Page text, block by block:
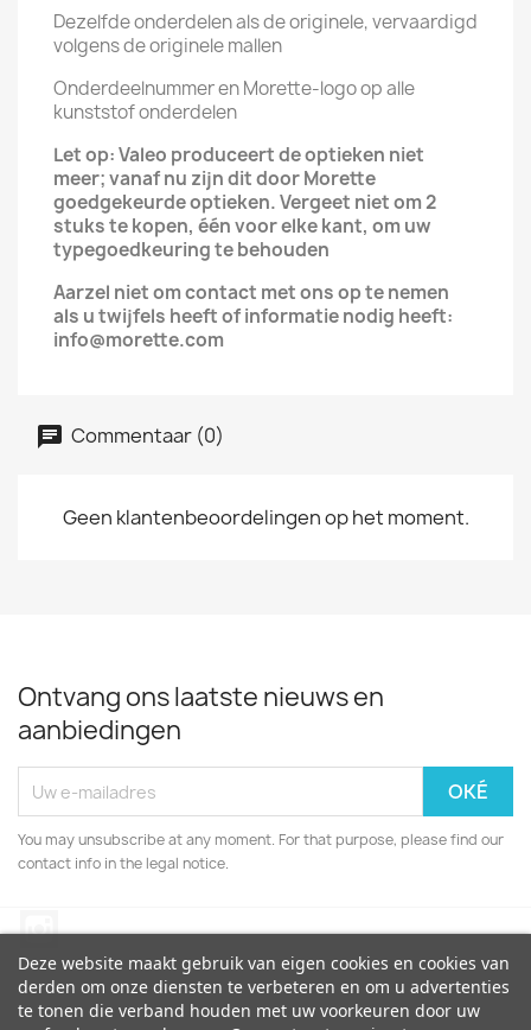
Dezelfde onderdelen als de originele, vervaardigd
volgens de originele mallen
Onderdeelnummer en Morette-logo op alle
kunststof onderdelen
Let op: Valeo produceert de optieken niet
meer; vanaf nu zijn dit door Morette
goedgekeurde optieken. Vergeet niet om 2
stuks te kopen, één voor elke kant, om uw
typegoedkeuring te behouden
Aarzel niet om contact met ons op te nemen
als u twijfels heeft of informatie nodig heeft:
info@morette.com
Commentaar (0)
Geen klantenbeoordelingen op het moment.
Ontvang ons laatste nieuws en
aanbiedingen
You may unsubscribe at any moment. For that purpose, please find our
contact info in the legal notice.
Deze website maakt gebruik van eigen cookies en cookies van
derden om onze diensten te verbeteren en om u advertenties
te tonen die verband houden met uw voorkeuren door uw